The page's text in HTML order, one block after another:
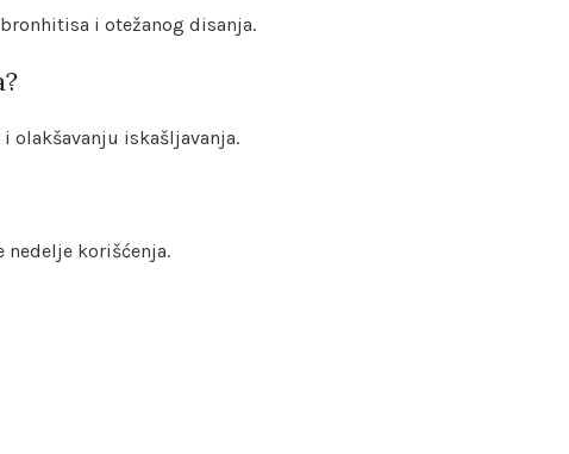
i otežanog disanja.
olakšavanju iskašljavanja.
nedelje korišćenja.